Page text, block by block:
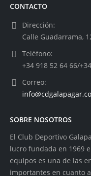
CONTACTO
Dirección:
Calle Guadarrama,
Teléfono:
+34 918 52 64 66/
Correo:
SOBRE NOSOTROS
El Club Deportivo
lucro fundada en 1969
equipos es una de las
importantes en cuanto